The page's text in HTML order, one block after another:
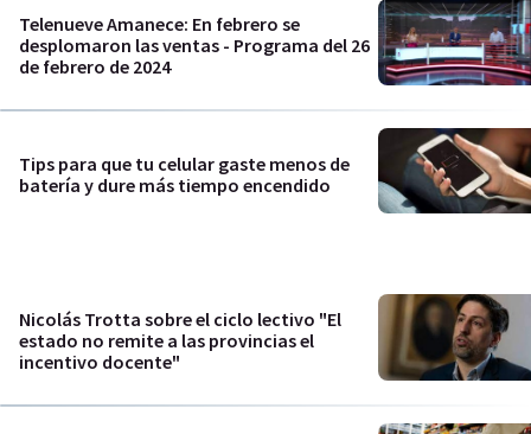
Telenueve Amanece: En febrero se
desplomaron las ventas - Programa del 26
de febrero de 2024
Tips para que tu celular gaste menos de
batería y dure más tiempo encendido
Nicolás Trotta sobre el ciclo lectivo "El
estado no remite a las provincias el
incentivo docente"